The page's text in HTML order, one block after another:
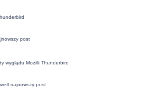
wyglądu Mozilli Thunderbird